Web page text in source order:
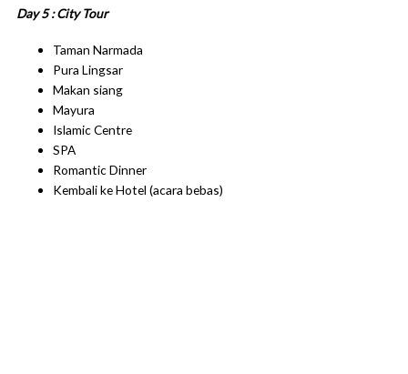
Day 5 : City Tour
Taman Narmada
Pura Lingsar
Makan siang
Mayura
Islamic Centre
SPA
Romantic Dinner
Kembali ke Hotel (acara bebas)